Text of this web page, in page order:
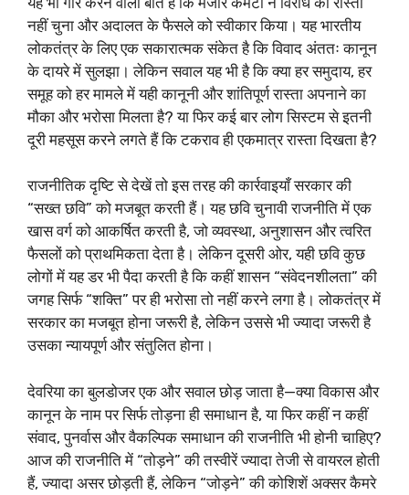
नहीं चुना और अदालत के फैसले को स्वीकार किया। यह भारतीय
लोकतंत्र के लिए एक सकारात्मक संकेत है कि विवाद अंततः कानून
के दायरे में सुलझा। लेकिन सवाल यह भी है कि क्या हर समुदाय, हर
समूह को हर मामले में यही कानूनी और शांतिपूर्ण रास्ता अपनाने का
मौका और भरोसा मिलता है? या फिर कई बार लोग सिस्टम से इतनी
दूरी महसूस करने लगते हैं कि टकराव ही एकमात्र रास्ता दिखता है?
राजनीतिक दृष्टि से देखें तो इस तरह की कार्रवाइयाँ सरकार की
“सख्त छवि” को मजबूत करती हैं। यह छवि चुनावी राजनीति में एक
खास वर्ग को आकर्षित करती है, जो व्यवस्था, अनुशासन और त्वरित
फैसलों को प्राथमिकता देता है। लेकिन दूसरी ओर, यही छवि कुछ
लोगों में यह डर भी पैदा करती है कि कहीं शासन “संवेदनशीलता” की
जगह सिर्फ “शक्ति” पर ही भरोसा तो नहीं करने लगा है। लोकतंत्र में
सरकार का मजबूत होना जरूरी है, लेकिन उससे भी ज्यादा जरूरी है
उसका न्यायपूर्ण और संतुलित होना।
देवरिया का बुलडोजर एक और सवाल छोड़ जाता है—क्या विकास और
कानून के नाम पर सिर्फ तोड़ना ही समाधान है, या फिर कहीं न कहीं
संवाद, पुनर्वास और वैकल्पिक समाधान की राजनीति भी होनी चाहिए?
आज की राजनीति में “तोड़ने” की तस्वीरें ज्यादा तेजी से वायरल होती
हैं, ज्यादा असर छोड़ती हैं, लेकिन “जोड़ने” की कोशिशें अक्सर कैमरे